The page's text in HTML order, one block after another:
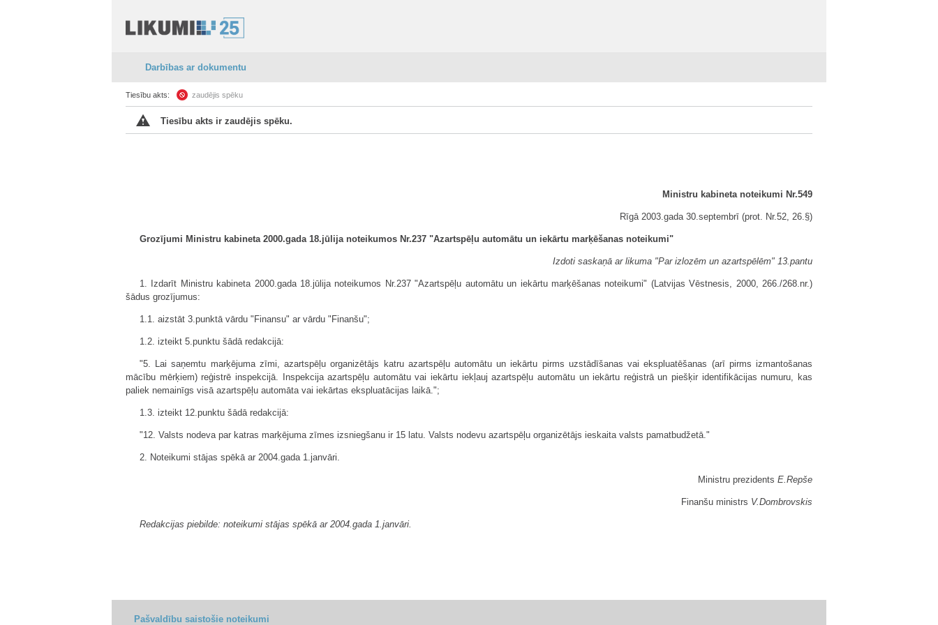
Darbības ar dokumentu
Tiesību akts: zaudējis spēku
Tiesību akts ir zaudējis spēku.
Ministru kabineta noteikumi Nr.549
Rīgā 2003.gada 30.septembrī (prot. Nr.52, 26.§)
Grozījumi Ministru kabineta 2000.gada 18.jūlija noteikumos Nr.237 "Azartspēļu automātu un iekārtu marķēšanas noteikumi"
Izdoti saskaņā ar likuma "Par izlozēm un azartspēlēm" 13.pantu
1. Izdarīt Ministru kabineta 2000.gada 18.jūlija noteikumos Nr.237 "Azartspēļu automātu un iekārtu marķēšanas noteikumi" (Latvijas Vēstnesis, 2000, 266./268.nr.)
šādus grozījumus:
1.1. aizstāt 3.punktā vārdu "Finansu" ar vārdu "Finanšu";
1.2. izteikt 5.punktu šādā redakcijā:
"5. Lai saņemtu marķējuma zīmi, azartspēļu organizētājs katru azartspēļu automātu un iekārtu pirms uzstādīšanas vai ekspluatēšanas (arī pirms izmantošanas
mācību mērķiem) reģistrē inspekcijā. Inspekcija azartspēļu automātu vai iekārtu iekļauj azartspēļu automātu un iekārtu reģistrā un piešķir identifikācijas numuru, kas
paliek nemainīgs visā azartspēļu automāta vai iekārtas ekspluatācijas laikā.";
1.3. izteikt 12.punktu šādā redakcijā:
"12. Valsts nodeva par katras marķējuma zīmes izsniegšanu ir 15 latu. Valsts nodevu azartspēļu organizētājs ieskaita valsts pamatbudžetā."
2. Noteikumi stājas spēkā ar 2004.gada 1.janvāri.
Ministru prezidents E.Repše
Finanšu ministrs V.Dombrovskis
Redakcijas piebilde: noteikumi stājas spēkā ar 2004.gada 1.janvāri.
Pašvaldību saistošie noteikumi